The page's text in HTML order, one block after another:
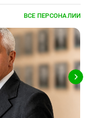
ВСЕ ПЕРСОНАЛИИ